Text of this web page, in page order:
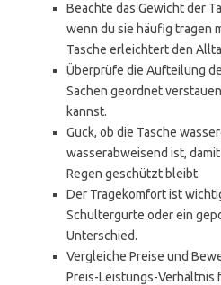
Beachte das Gewicht der
wenn du sie häufig tragen
Tasche erleichtert den
Überprüfe die Aufteilung
Sachen geordnet
kannst.
Guck, ob die Tasche
wasserabweisend ist,
Regen geschützt bleibt.
Der Tragekomfort ist
Schultergurte oder ein
Unterschied.
Vergleiche Preise und
Preis-Leistungs-Verhältnis